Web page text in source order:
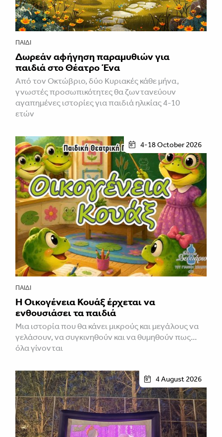
ΠΑΙΔΊ
Δωρεάν αφήγηση παραμυθιών για
παιδιά στο Θέατρο Ένα
Από τον Οκτώβριο, δύο Κυριακές κάθε μήνα,
γνωστές προσωπικότητες θα ζωντανεύουν
αγαπημένες ιστορίες για παιδιά ηλικίας 4-10
ετών
4-18 October 2026
ΠΑΙΔΊ
Η Οικογένεια Κουάξ έρχεται να
ενθουσιάσει τα παιδιά
Μια ιστορία που θα κάνει μικρούς και μεγάλους να
γελάσουν, να συγκινηθούν και να θυμηθούν πως...
όλα γίνονται
4 August 2026